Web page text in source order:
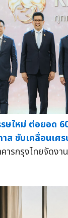
ษใหม่ ต่อยอด
ส ขับเคลื่อนเศ
ารกรุงไทยจัดง